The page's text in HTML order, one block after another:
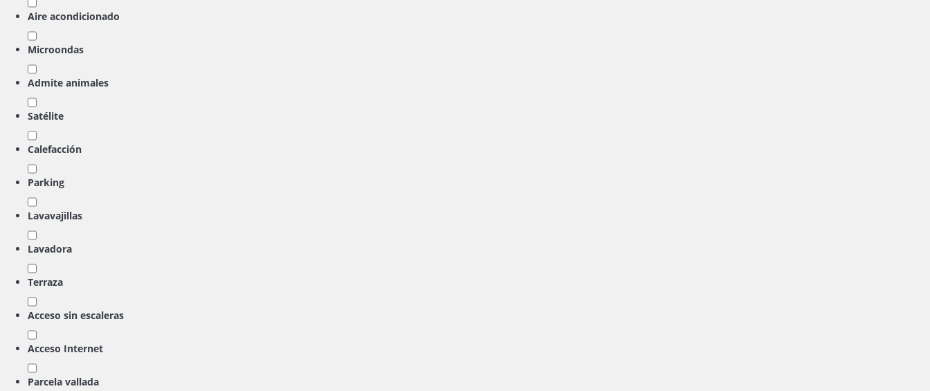
Aire acondicionado
Microondas
Admite animales
Satélite
Calefacción
Parking
Lavavajillas
Lavadora
Terraza
Acceso sin escaleras
Acceso Internet
Parcela vallada